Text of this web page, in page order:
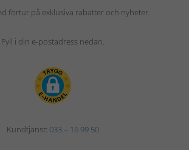
förtur på exklusiva rabatter och nyheter.
Fyll i din e-postadress nedan.
Kundtjänst: 033 – 16 99 50